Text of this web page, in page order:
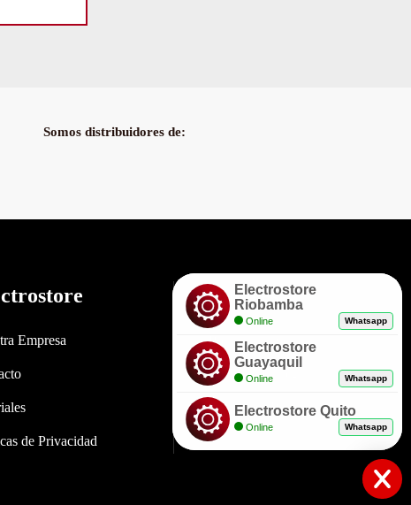
Somos distribuidores de:
Empresa
de Privacidad
Enlaces
Políticas de Garantía
Envíos y Entregas
Formas de Pago
Electrostore
Riobamba
Online Whatsapp
Electrostore
Guayaquil
Online Whatsapp
Electrostore Quito
Online Whatsapp